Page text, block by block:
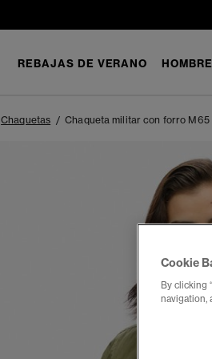
REBAJAS DE VERANO HOMBRE
Chaquetas Chaqueta militar con forro M65
Cookie
By clicking
navigation,